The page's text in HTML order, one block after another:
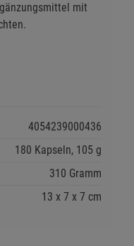
mit
4054239000436
180 Kapseln, 105 g
310 Gramm
13 7 7 cm